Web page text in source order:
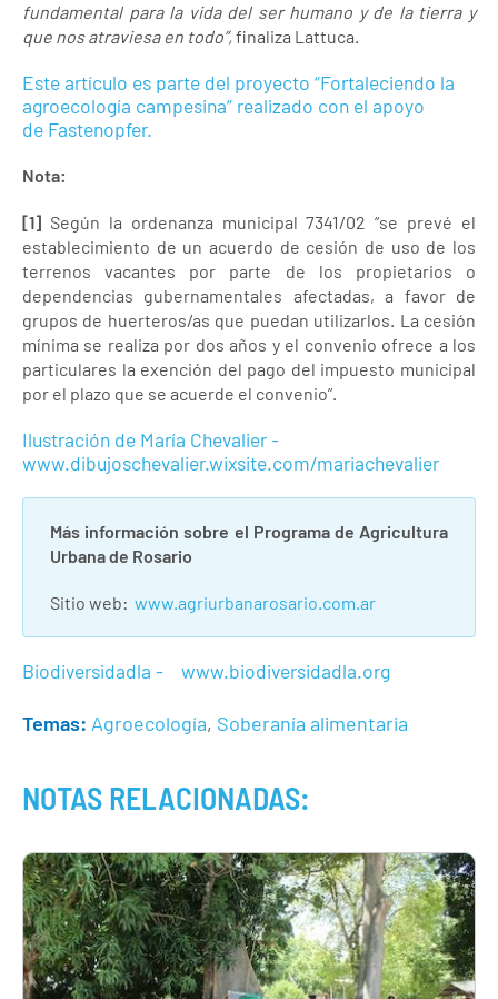
fundamental para la vida del ser humano y de la tierra y
que nos atraviesa en todo”,finaliza Lattuca.
Este artículo es parte del proyecto “Fortaleciendo la
agroecología campesina” realizado con el apoyo
de Fastenopfer.
Nota:
[1] Según la ordenanza municipal 7341/02 “se prevé el
establecimiento de un acuerdo de cesión de uso de los
terrenos vacantes por parte de los propietarios o
dependencias gubernamentales afectadas, a favor de
grupos de huerteros/as que puedan utilizarlos. La cesión
mínima se realiza por dos años y el convenio ofrece a los
particulares la exención del pago del impuesto municipal
por el plazo que se acuerde el convenio”.
Ilustración de María Chevalier -
www.dibujoschevalier.wixsite.com/mariachevalier
Más información sobre el Programa de Agricultura
Urbana de Rosario
Sitio web: www.agriurbanarosario.com.ar
Biodiversidadla - www.biodiversidadla.org
Temas: Agroecología, Soberanía alimentaria
NOTAS RELACIONADAS: